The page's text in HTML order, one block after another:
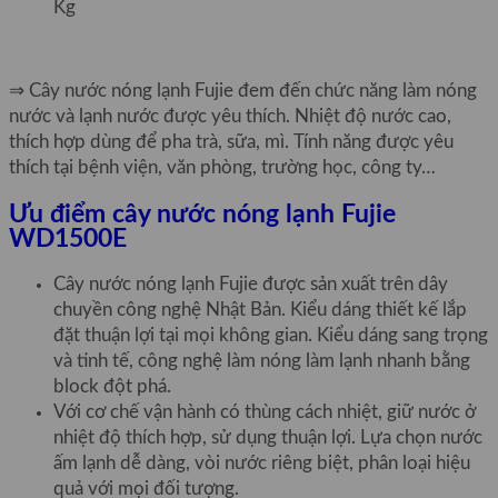
Kg
⇒ Cây nước nóng lạnh Fujie đem đến chức năng làm nóng
nước và lạnh nước được yêu thích. Nhiệt độ nước cao,
thích hợp dùng để pha trà, sữa, mì. Tính năng được yêu
thích tại bệnh viện, văn phòng, trường học, công ty…
Ưu điểm cây nước nóng lạnh Fujie
WD1500E
Cây nước nóng lạnh Fujie được sản xuất trên dây
chuyền công nghệ Nhật Bản. Kiểu dáng thiết kế lắp
đặt thuận lợi tại mọi không gian. Kiểu dáng sang trọng
và tinh tế, công nghệ làm nóng làm lạnh nhanh bằng
block đột phá.
Với cơ chế vận hành có thùng cách nhiệt, giữ nước ở
nhiệt độ thích hợp, sử dụng thuận lợi. Lựa chọn nước
ấm lạnh dễ dàng, vòi nước riêng biệt, phân loại hiệu
quả với mọi đối tượng.